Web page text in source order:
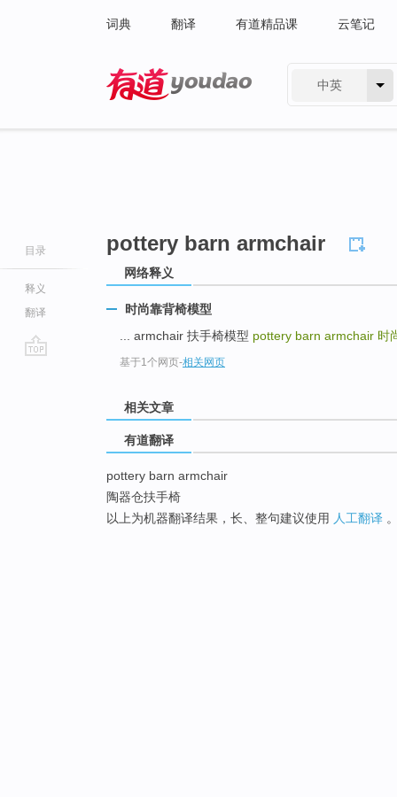
词典 翻译 有道精品课 云笔记
中英
目录
释义
翻译
pottery barn armchair
网络释义
时尚靠背椅模型
... armchair 扶手椅模型 pottery barn armchair 时
基于1个网页-相关网页
相关文章
有道翻译
pottery barn armchair
陶器仓扶手椅
以上为机器翻译结果，长、整句建议使用 人工翻译